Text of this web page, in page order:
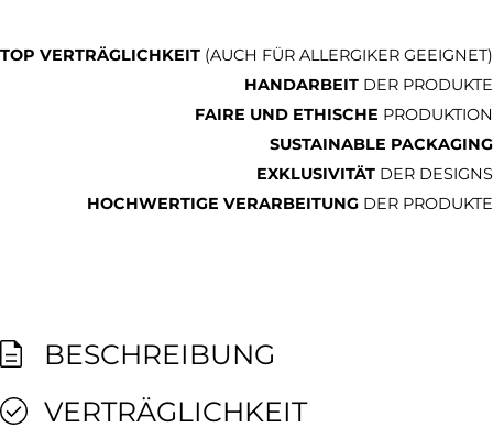
TOP VERTRÄGLICHKEIT (AUCH FÜR ALLERGIKER GEEIGNET)
HANDARBEIT DER PRODUKTE
FAIRE UND ETHISCHE PRODUKTION
SUSTAINABLE PACKAGING
EXKLUSIVITÄT DER DESIGNS
HOCHWERTIGE VERARBEITUNG DER PRODUKTE
BESCHREIBUNG
VERTRÄGLICHKEIT